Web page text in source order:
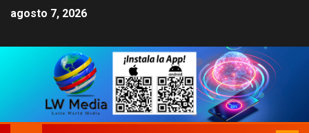
agosto 7, 2026